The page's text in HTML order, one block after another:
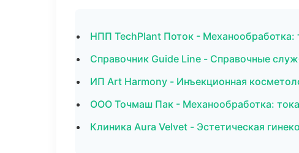
НПП TechPlant Поток - Механообработка:
Справочник Guide Line - Справочные
ИП Art Harmony - Инъекционная
ООО Точмаш Пак - Механообработка:
Клиника Aura Velvet - Эстетическая